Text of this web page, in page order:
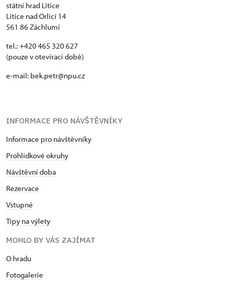
státní hrad Litice
Litice nad Orlicí 14
561 86 Záchlumí
tel.: +420 465 320 627
(pouze v otevírací době)
e-mail: bek.petr@npu.cz
INFORMACE PRO NÁVŠTĚVNÍKY
Informace pro návštěvníky
Prohlídkové okruhy
Návštěvní doba
Rezervace
Vstupné
Tipy na výlety
MOHLO BY VÁS ZAJÍMAT
O hradu
Fotogalerie